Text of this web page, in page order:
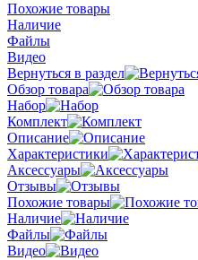
Похожие товары
Наличие
Файлы
Видео
Вернуться в раздел
Обзор товара
Набор
Комплект
Описание
Характеристики
Аксессуары
Отзывы
Похожие товары
Наличие
Файлы
Видео